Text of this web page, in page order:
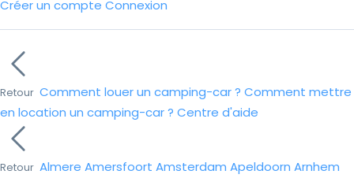
Créer un compte Connexion
Retour Comment louer un camping-car ? Comment mettre
en location un camping-car ? Centre d'aide
Retour Almere Amersfoort Amsterdam Apeldoorn Arnhem